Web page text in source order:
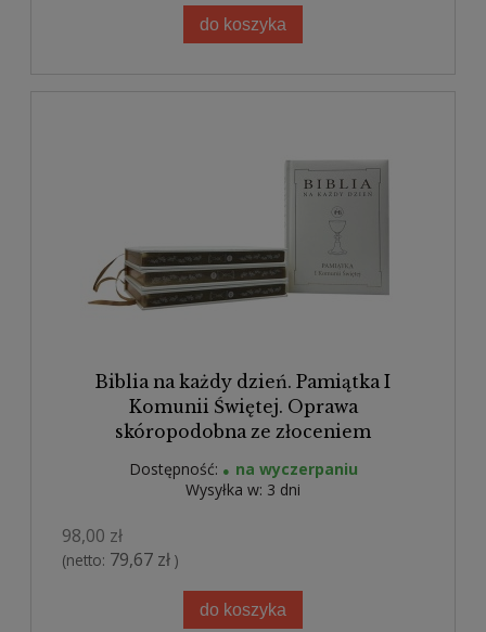
do koszyka
Biblia na każdy dzień. Pamiątka I
Komunii Świętej. Oprawa
skóropodobna ze złoceniem
Dostępność:
na wyczerpaniu
Wysyłka w: 3 dni
98,00 zł
(netto: 79,67 zł )
do koszyka